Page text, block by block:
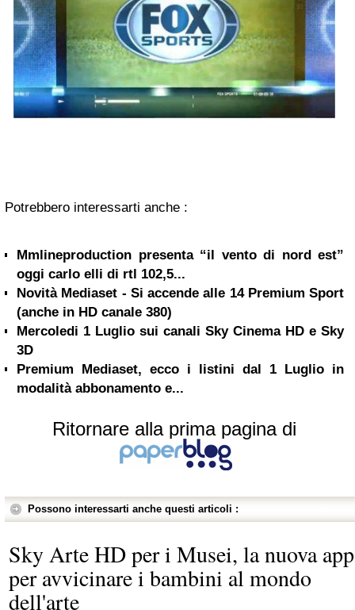
Potrebbero interessarti anche :
Mmlineproduction presenta “il vento di nord est”
oggi carlo elli di rtl 102,5...
Novità Mediaset - Si accende alle 14 Premium Sport
(anche in HD canale 380)
Mercoledi 1 Luglio sui canali Sky Cinema HD e Sky
3D
Premium Mediaset, ecco i listini dal 1 Luglio in
modalità abbonamento e...
Ritornare alla prima pagina di
Possono interessarti anche questi articoli :
Sky Arte HD per i Musei, la nuova app
per avvicinare i bambini al mondo
dell'arte